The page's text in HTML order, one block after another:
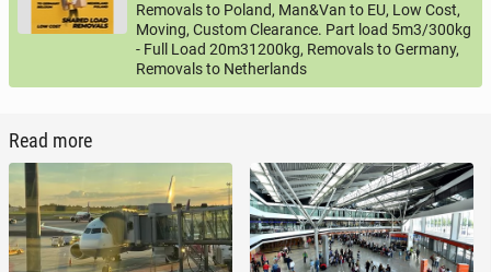
Removals to Poland, Man&Van to EU, Low Cost,
Moving, Custom Clearance. Part load 5m3/300kg
- Full Load 20m31200kg, Removals to Germany,
Removals to Netherlands
Read more